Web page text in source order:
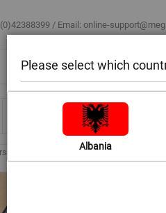
/ Email: online-
Bli sipas ambientit
Please select which
Albania